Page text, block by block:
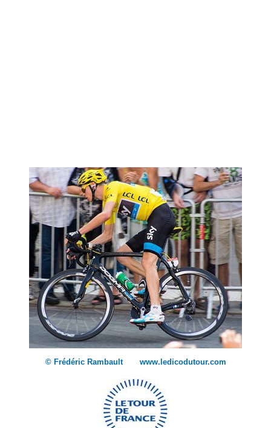
© Frédéric Rambault www.ledicodutour.com